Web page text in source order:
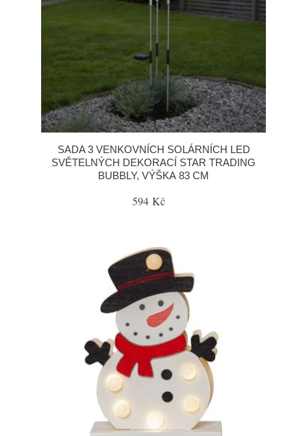
SADA 3 VENKOVNÍCH SOLÁRNÍCH LED
SVĚTELNÝCH DEKORACÍ STAR TRADING
BUBBLY, VÝŠKA 83 CM
594 Kč